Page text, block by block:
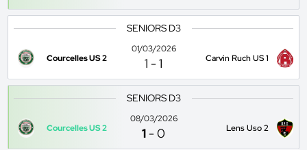
SENIORS D3
Courcelles US 2
01/03/2026
1 -1 Carvin Ruch US 1
SENIORS D3
Courcelles US 2
08/03/2026
1 -0 Lens Uso 2